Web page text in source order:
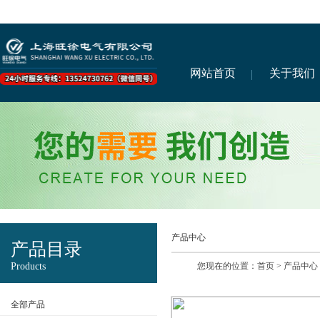
网站首页 关于我们
产品目录
Products
全部产品
产品中心
您现在的位置： 首页 > 产品中心